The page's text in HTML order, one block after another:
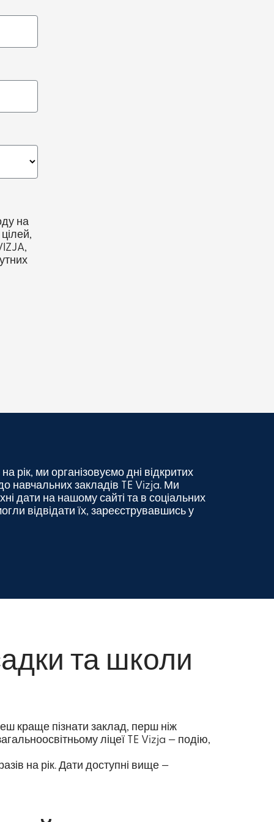
на
рік, ми організовуємо дні відкритих
навчальних закладів TE Vizja. Ми
дати на нашому сайті та в соціальних
відвідати їх, зареєструвавшись у
та школи
краще пізнати заклад, перш ніж
ліцеї TE Vizja — подію,
на рік. Дати доступні вище —